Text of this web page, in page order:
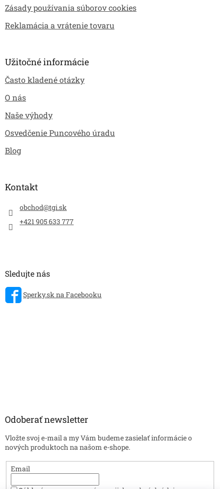
Zásady používania súborov cookies
Reklamácia a vrátenie tovaru
Užitočné informácie
Často kladené otázky
O nás
Naše výhody
Osvedčenie Puncového úradu
Blog
Kontakt
obchod@tgi.sk
+421 905 633 777
Sledujte nás
Sperky.sk na Facebooku
Odoberať newsletter
Vložte svoj e-mail a my Vám budeme zasielať informácie o
nových produktoch na našom e-shope.
Email